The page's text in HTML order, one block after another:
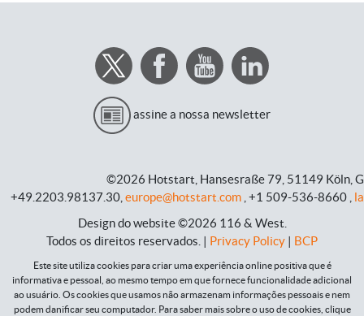
assine a nossa newsletter
©2026 Hotstart, Hansesraße 79, 51149 Köln,
+49.2203.98137.30, europe@hotstart.com, +1 509-536-8660 ,
Design do website ©2026 116 & West.
Todos os direitos reservados . | Privacy Policy | BCP
Este site utiliza cookies para criar uma experiência online positiva que é
informativa e pessoal, ao mesmo tempo em que fornece funcionalidade adicional
ao usuário. Os cookies que usamos não armazenam informações pessoais e nem
podem danificar seu computador. Para saber mais sobre o uso de cookies, clique